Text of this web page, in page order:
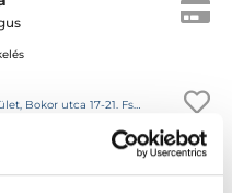
Bokor utca 17-21. Fszt.
szeptember 11.